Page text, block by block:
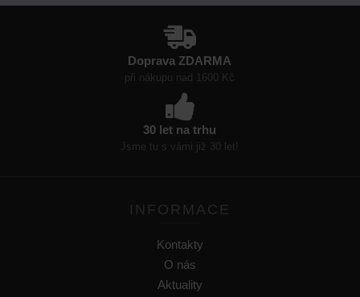
Doprava ZDARMA
při nákupu nad 1600 Kč
30 let na trhu
Jsme tu s vámi již 30 let!
INFORMACE
Kontakty
O nás
Aktuality